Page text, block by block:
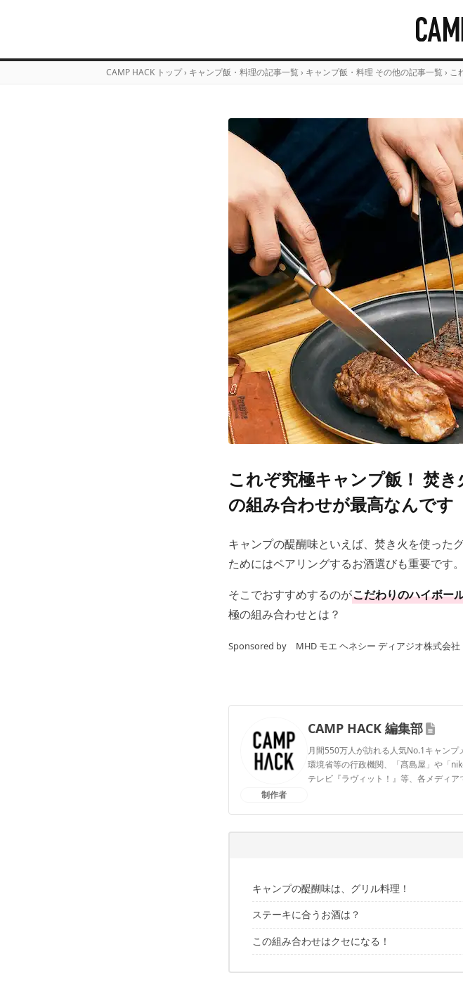
CAMP HACK トップ › キャンプ飯・料理の記事一覧 › キャンプ飯・料理 その他の記事一覧 › こ
これぞ究極キャンプ飯！ 焚き
の組み合わせが最高なんです
キャンプの醍醐味といえば、焚き火を使った
ためにはペアリングするお酒選びも重要です。
そこでおすすめするのがこだわりのハイボー
極の組み合わせとは？
Sponsored by MHD モエ ヘネシー ディアジオ株式会社
制作者
CAMP HACK 編集部
月間550万人が訪れる人気No.1キャンプ
環境省等の行政機関、「髙島屋」や「
テレビ『ラヴィット！』等、各メディア
キャンプの醍醐味は、グリル料理！
キャンプ飯の達人に聞いてみた
用意するのは、鉄板と分厚いステーキ肉！
ステーキに合うお酒は？
「スパイシーハイボール」で決まり！
美味しいのにはワケがある！
この組み合わせはクセになる！